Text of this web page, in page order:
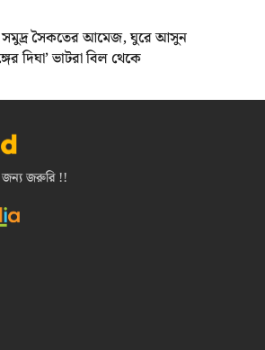
সমুদ্র সৈকতের আমেজ, ঘুরে আসুন
দিঘা’ ভাটরা বিল থেকে
জরুরি !!